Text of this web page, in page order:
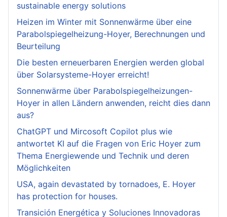
sustainable energy solutions
Heizen im Winter mit Sonnenwärme über eine
Parabolspiegelheizung-Hoyer, Berechnungen und
Beurteilung
Die besten erneuerbaren Energien werden global
über Solarsysteme-Hoyer erreicht!
Sonnenwärme über Parabolspiegelheizungen-
Hoyer in allen Ländern anwenden, reicht dies dann
aus?
ChatGPT und Mircosoft Copilot plus wie
antwortet KI auf die Fragen von Eric Hoyer zum
Thema Energiewende und Technik und deren
Möglichkeiten
USA, again devastated by tornadoes, E. Hoyer
has protection for houses.
Transición Energética y Soluciones Innovadoras